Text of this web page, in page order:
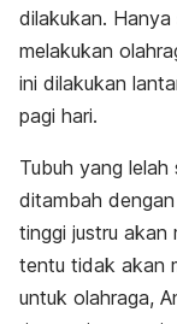
dilakukan.
melakukan
ini dilakukan
pagi hari.
Tubuh yang
ditambah
tinggi justru akan
tentu tidak akan
untuk olahraga,